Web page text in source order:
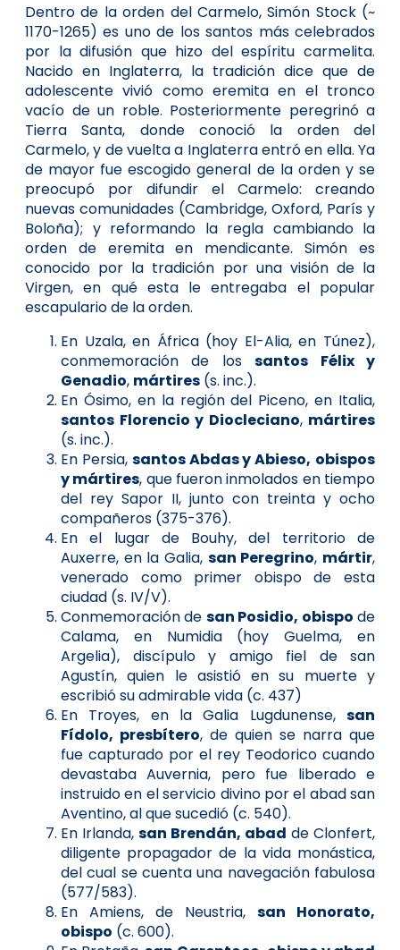
Dentro de la orden del Carmelo, Si­món Stock (~
1170-1265) es uno de los santos más celebrados
por la difusión que hizo del espíritu carmelita.
Nacido en Inglaterra, la tradición dice que de
adolescente vivió como eremita en el tronco
vacío de un roble. Poste­riormente peregrinó a
Tierra Santa, donde conoció la orden del
Carmelo, y de vuelta a Inglaterra entró en ella. Ya
de mayor fue escogido general de la orden y se
preocupó por difundir el Carmelo: creando
nuevas comunidades (Cambridge, Oxford, París y
Boloña); y reformando la regla cambiando la
orden de eremita en mendicante. Simón es
conocido por la tradición por una visión de la
Virgen, en qué esta le entregaba el popular
escapulario de la orden.
En Uzala, en África (hoy El-Alia, en Túnez),
conmemoración de lossantos Félix y
Genadio, mártires (s. inc.).
En Ósimo, en la región del Piceno, en Italia,
santos Florencio y Diocleciano, mártires
(s. inc.).
En Persia, santos Abdas y Abieso, obispos
y mártires, que fueron inmolados en tiempo
del rey Sapor II, junto con treinta y ocho
compañeros (375-376).
En el lugar de Bouhy, del territorio de
Auxerre, en la Galia, san Peregrino, mártir,
venerado como primer obispo de esta
ciudad (s. IV/V).
Conmemoración de san Posidio, obispo de
Calama, en Numidia (hoy Guelma, en
Argelia), discípulo y amigo fiel de san
Agustín, quien le asistió en su muerte y
escribió su admirable vida (c. 437)
En Troyes, en la Galia Lugdunense, san
Fídolo, presbítero, de quien se narra que
fue capturado por el rey Teodorico cuando
devastaba Auvernia, pero fue liberado e
instruido en el servicio divino por el abad san
Aventino, al que sucedió (c. 540).
En Irlanda, san Brendán, abad de Clonfert,
diligente propagador de la vida monástica,
del cual se cuenta una navegación fabulosa
(577/583).
En Amiens, de Neustria, san Honorato,
obispo (c. 600).